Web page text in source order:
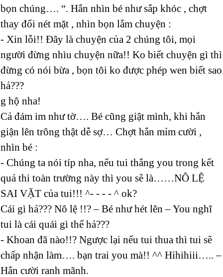
bọn chúng…. “. Hắn nhìn bé như sắp khóc , chợt
thay đổi nét mặt , nhìn bọn lắm chuyện :
- Xin lỗi!! Đây là chuyện của 2 chúng tôi, mọi
người đừng nhìu chuyện nữa!! Ko biết chuyện gì thì
đừng có nói bừa , bọn tôi ko được phép wen biết sao
hả???
g hộ nha!
Cả đám im như tờ…. Bé cũng giật mình, khi hắn
giận lên trông thật dễ sợ… Chợt hắn mỉm cười ,
nhìn bé :
- Chúng ta nói típ nha, nếu tui thắng you trong kết
quả thi toàn trường này thì you sẽ là……NÔ LỆ
SAI VẶT của tui!!! ^- - - - ^ ok?
Cái gì hả??? Nô lệ !!? – Bé như hét lên – You nghĩ
tui là cái quái gì thế hả???
- Khoan đã nào!!? Ngược lại nếu tui thua thì tui sẽ
chấp nhận làm…. bạn trai you mà!! ^^ Hihihiii….. –
Hắn cười ranh mãnh.